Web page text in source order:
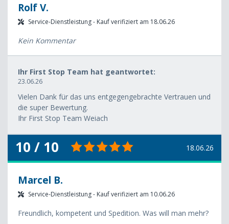
Rolf V.
Service-Dienstleistung - Kauf verifiziert am 18.06.26
Kein Kommentar
Ihr First Stop Team hat geantwortet:
23.06.26
Vielen Dank für das uns entgegengebrachte Vertrauen und
die super Bewertung.
Ihr First Stop Team Weiach
10 / 10 18.06.26
Marcel B.
Service-Dienstleistung - Kauf verifiziert am 10.06.26
Freundlich, kompetent und Spedition. Was will man mehr?